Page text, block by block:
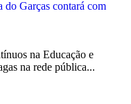
na Educação e
na rede pública...